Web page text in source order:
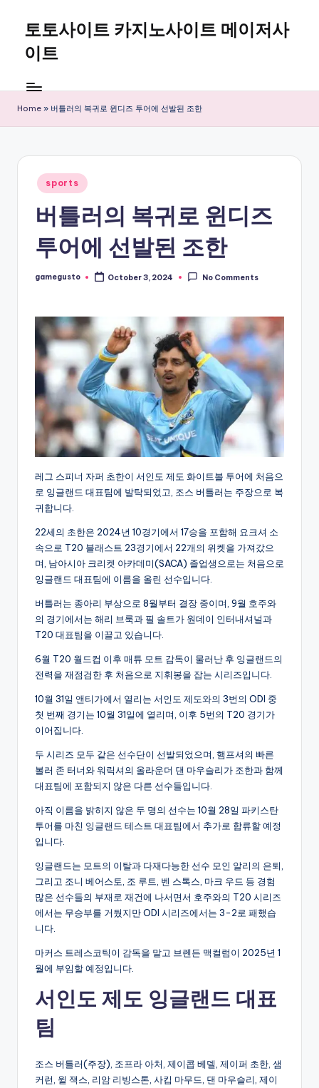
content
토토사이트 카지노사이트 메이저사
이트
Home » 버틀러의 복귀로 윈디즈 투어에 선발된 조한
Posted
in
sports
버틀러의 복귀로 윈디즈
투어에 선발된 조한
Posted
gamegusto October 3, 2024 No Comments
레그 스피너 자퍼 초한이 서인도 제도 화이트볼 투어에 처음으
로 잉글랜드 대표팀에 발탁되었고, 조스 버틀러는 주장으로 복
귀합니다.
22세의 초한은 2024년 10경기에서 17승을 포함해 요크셔 소
속으로 T20 블래스트 23경기에서 22개의 위켓을 가져갔으
며, 남아시아 크리켓 아카데미(SACA) 졸업생으로는 처음으로
잉글랜드 대표팀에 이름을 올린 선수입니다.
버틀러는 종아리 부상으로 8월부터 결장 중이며, 9월 호주와
의 경기에서는 해리 브룩과 필 솔트가 원데이 인터내셔널과
T20 대표팀을 이끌고 있습니다.
6월 T20 월드컵 이후 매튜 모트 감독이 물러난 후 잉글랜드의
전력을 재점검한 후 처음으로 지휘봉을 잡는 시리즈입니다.
10월 31일 앤티가에서 열리는 서인도 제도와의 3번의 ODI 중
첫 번째 경기는 10월 31일에 열리며, 이후 5번의 T20 경기가
이어집니다.
두 시리즈 모두 같은 선수단이 선발되었으며, 햄프셔의 빠른
볼러 존 터너와 워릭셔의 올라운더 댄 마우슬리가 조한과 함께
대표팀에 포함되지 않은 다른 선수들입니다.
아직 이름을 밝히지 않은 두 명의 선수는 10월 28일 파키스탄
투어를 마친 잉글랜드 테스트 대표팀에서 추가로 합류할 예정
입니다.
잉글랜드는 모트의 이탈과 다재다능한 선수 모인 알리의 은퇴,
그리고 조니 베어스토, 조 루트, 벤 스톡스, 마크 우드 등 경험
많은 선수들의 부재로 재건에 나서면서 호주와의 T20 시리즈
에서는 무승부를 거뒀지만 ODI 시리즈에서는 3-2로 패했습
니다.
마커스 트레스코틱이 감독을 맡고 브렌든 맥컬럼이 2025년 1
월에 부임할 예정입니다.
서인도 제도 잉글랜드 대표
팀
조스 버틀러(주장), 조프라 아처, 제이콥 베델, 제이퍼 초한, 샘
커런, 윌 잭스, 리암 리빙스톤, 사킵 마무드, 댄 마우슬리, 제이